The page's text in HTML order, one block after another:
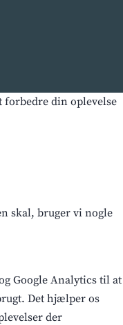
din oplevelse
skal, bruger vi nogle
Google Analytics til at
Det hjælper os
der